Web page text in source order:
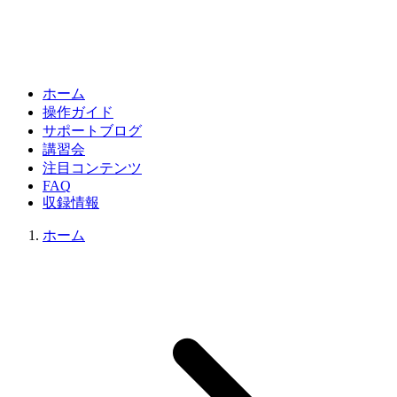
ホーム
操作ガイド
サポートブログ
講習会
注目コンテンツ
FAQ
収録情報
ホーム